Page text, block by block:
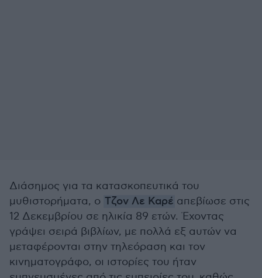
Διάσημος για τα κατασκοπευτικά του
μυθιστορήματα, ο Τζον Λε Καρέ απεβίωσε στις
12 Δεκεμβρίου σε ηλικία 89 ετών. Έχοντας
γράψει σειρά βιβλίων, με πολλά εξ αυτών να
μεταφέρονται στην τηλεόραση και τον
κινηματογράφο, οι ιστορίες του ήταν